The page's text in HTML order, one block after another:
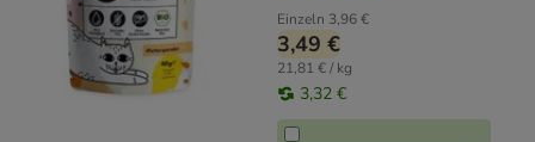
Einzeln 3,96 €
3,49 €
21,81 € / kg
3,32 €